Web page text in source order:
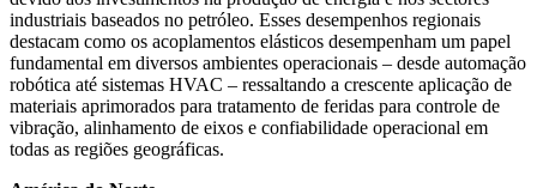
industriais baseados no petróleo. Esses desempenhos regionais
destacam como os acoplamentos elásticos desempenham um papel
fundamental em diversos ambientes operacionais – desde automação
robótica até sistemas HVAC – ressaltando a crescente aplicação de
materiais aprimorados para tratamento de feridas para controle de
vibração, alinhamento de eixos e confiabilidade operacional em
todas as regiões geográficas.